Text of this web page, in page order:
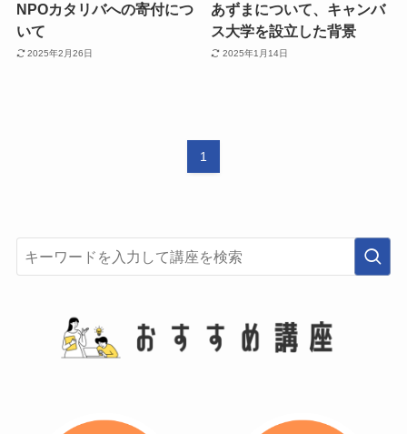
NPOカタリバへの寄付につ
いて
2025年2月26日
あずまについて、キャンバ
ス大学を設立した背景
2025年1月14日
1